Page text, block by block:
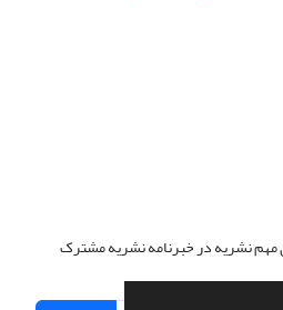
مهم نشریه در خبرنامه نشریه مشترک